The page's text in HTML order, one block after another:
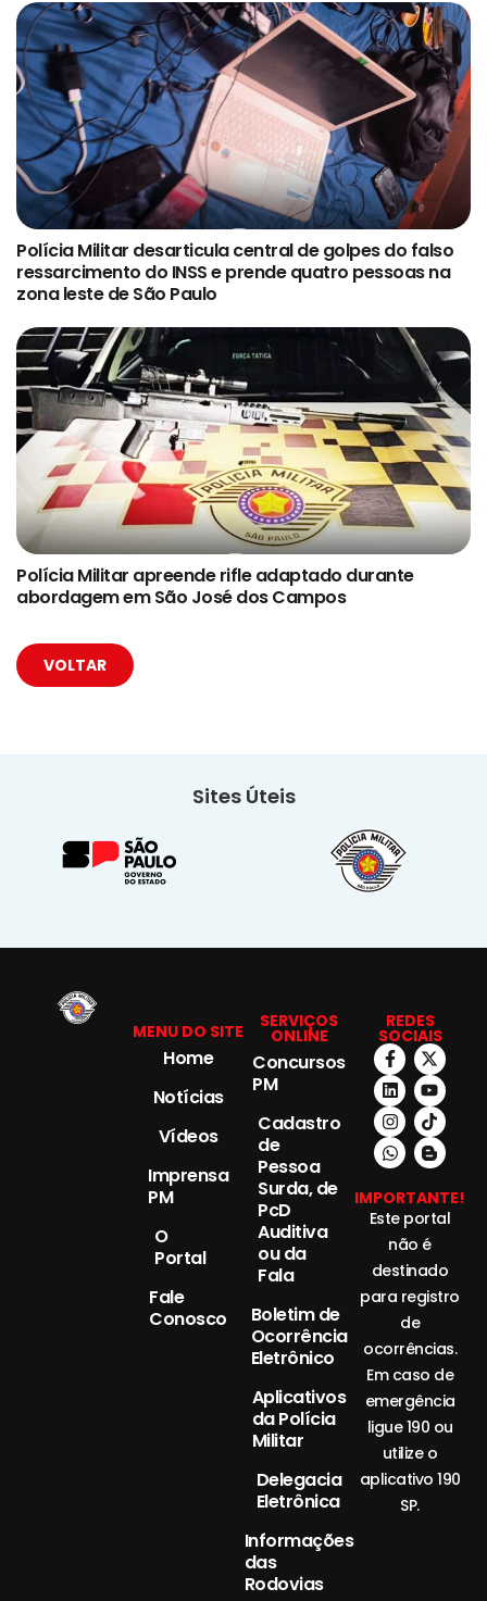
Polícia Militar desarticula central de golpes do falso
ressarcimento do INSS e prende quatro pessoas na
zona leste de São Paulo
Polícia Militar apreende rifle adaptado durante
abordagem em São José dos Campos
VOLTAR
Sites Úteis
MENU DO SITE
Home
Notícias
Vídeos
Imprensa
PM
O
Portal
Fale
Conosco
SERVIÇOS
ONLINE
Concursos
PM
Cadastro
de
Pessoa
Surda, de
PcD
Auditiva
ou da
Fala
Boletim de
Ocorrência
Eletrônico
Aplicativos
da Polícia
Militar
Delegacia
Eletrônica
Informações
das
Rodovias
REDES
SOCIAIS
IMPORTANTE!
Este portal
não é
destinado
para registro
de
ocorrências.
Em caso de
emergência
ligue 190 ou
utilize o
aplicativo 190
SP.